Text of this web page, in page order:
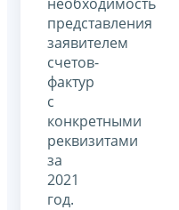
представления
заявителем
счетов-
фактур
с
конкретными
реквизитами
за
2021
год.